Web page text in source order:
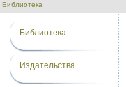
Библиотека
Библиотека
Издательства